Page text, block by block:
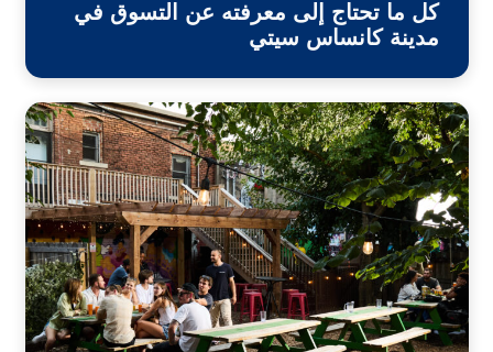
كل ما تحتاج إلى معرفته عن التسوق في
مدينة كانساس سيتي